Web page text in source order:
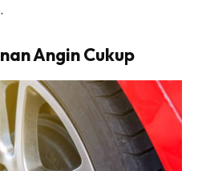
Angin Cukup